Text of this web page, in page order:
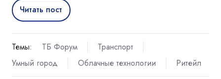
Читать пост
Темы: ТБ Форум
Транспорт
Умный город
Облачные технологии Ритейл